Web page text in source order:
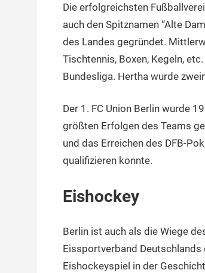
Die erfolgreichsten
auch den Spitznamen “Alte
des Landes gegründet.
Tischtennis, Boxen, Kegeln,
Bundesliga. Hertha wurde
Der 1. FC Union Berlin wurde
größten Erfolgen des Teams
und das Erreichen des DFB-
qualifizieren konnte.
Eishockey
Berlin ist auch als die Wiege
Eissportverband
Eishockeyspiel in der